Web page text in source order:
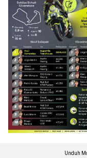
Unduh